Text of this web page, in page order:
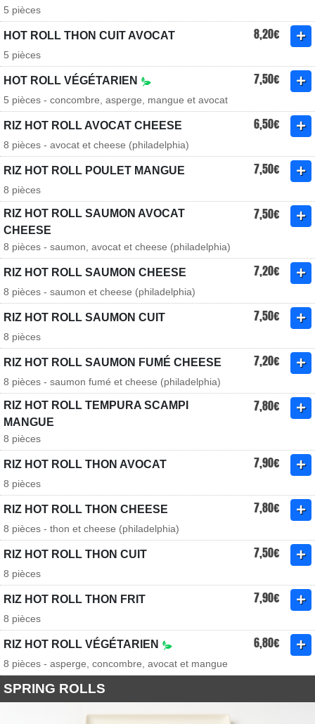
5 pièces
HOT ROLL THON CUIT AVOCAT 8,20€
5 pièces
HOT ROLL VÉGÉTARIEN 7,50€
5 pièces - concombre, asperge, mangue et avocat
RIZ HOT ROLL AVOCAT CHEESE 6,50€
8 pièces - avocat et cheese (philadelphia)
RIZ HOT ROLL POULET MANGUE 7,50€
8 pièces
RIZ HOT ROLL SAUMON AVOCAT
CHEESE
7,50€
8 pièces - saumon, avocat et cheese (philadelphia)
RIZ HOT ROLL SAUMON CHEESE 7,20€
8 pièces - saumon et cheese (philadelphia)
RIZ HOT ROLL SAUMON CUIT 7,50€
8 pièces
RIZ HOT ROLL SAUMON FUMÉ CHEESE 7,20€
8 pièces - saumon fumé et cheese (philadelphia)
RIZ HOT ROLL TEMPURA SCAMPI
MANGUE
7,80€
8 pièces
RIZ HOT ROLL THON AVOCAT 7,90€
8 pièces
RIZ HOT ROLL THON CHEESE 7,80€
8 pièces - thon et cheese (philadelphia)
RIZ HOT ROLL THON CUIT 7,50€
8 pièces
RIZ HOT ROLL THON FRIT 7,90€
8 pièces
RIZ HOT ROLL VÉGÉTARIEN 6,80€
8 pièces - asperge, concombre, avocat et mangue
SPRING ROLLS